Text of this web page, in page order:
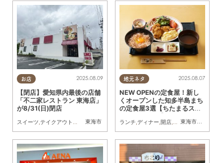
お店
東海市
2025.08.09
【閉店】愛知県内最後の店舗
「不二家レストラン 東海店」
が8/31(日)閉店
スイーツ,テイクアウト ,閉店 ,家族
地元ネタ
東海市
,知多市
2025.08.07
NEW OPENの定食屋！新し
くオープンした知多半島まち
の定食屋3選【ちたまるスタ
ランチ,ディナー,開店,専門店,まちネタ